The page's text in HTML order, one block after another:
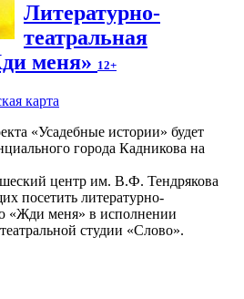
Литературно-
театральная
меня» 12+
карта
центр им. В.Ф. Тендрякова
посетить литературно-
«Жди меня» в исполнении
студии «Слово».